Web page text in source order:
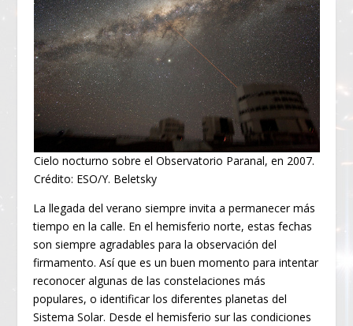
Cielo nocturno sobre el Observatorio Paranal, en 2007.
Crédito: ESO/Y. Beletsky
La llegada del verano siempre invita a permanecer más
tiempo en la calle. En el hemisferio norte, estas fechas
son siempre agradables para la observación del
firmamento. Así que es un buen momento para intentar
reconocer algunas de las constelaciones más
populares, o identificar los diferentes planetas del
Sistema Solar. Desde el hemisferio sur las condiciones